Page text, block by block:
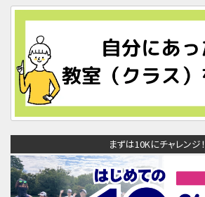
まずは10Kにチャレンジ！